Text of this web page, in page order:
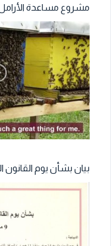
مشروع مساعدة
بيان بشأن يوم القانون